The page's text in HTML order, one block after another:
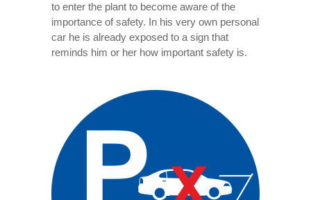
to enter the plant to become aware of the
importance of safety. In his very own personal
car he is already exposed to a sign that
reminds him or her how important safety is.